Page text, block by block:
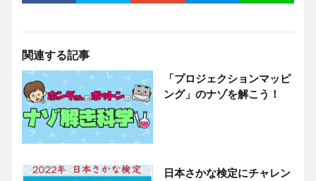
関連する記事
「プロジェクションマッピ
ング」のナゾを解こう！
日本さかな検定にチャレン